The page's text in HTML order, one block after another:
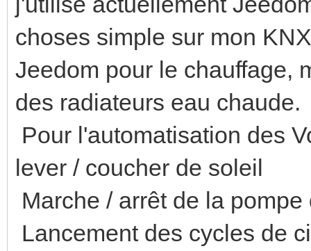
choses simple sur mon
Jeedom pour le chauffage,
des radiateurs eau chaude.
Pour l'automatisation des
lever / coucher de soleil
Marche / arrêt de la
Lancement des cycles de